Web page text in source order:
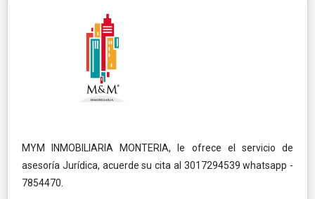
MYM INMOBILIARIA MONTERIA, le ofrece el servicio de
asesoría Jurídica, acuerde su cita al 3017294539 whatsapp -
7854470.